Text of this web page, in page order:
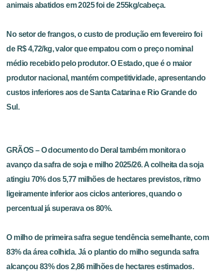
animais abatidos em 2025 foi de 255kg/cabeça.
No setor de frangos, o custo de produção em fevereiro foi
de R$ 4,72/kg, valor que empatou com o preço nominal
médio recebido pelo produtor. O Estado, que é o maior
produtor nacional, mantém competitividade, apresentando
custos inferiores aos de Santa Catarina e Rio Grande do
Sul.
GRÃOS – O documento do Deral também monitora o
avanço da safra de soja e milho 2025/26. A colheita da soja
atingiu 70% dos 5,77 milhões de hectares previstos, ritmo
ligeiramente inferior aos ciclos anteriores, quando o
percentual já superava os 80%.
O milho de primeira safra segue tendência semelhante, com
83% da área colhida. Já o plantio do milho segunda safra
alcançou 83% dos 2,86 milhões de hectares estimados.